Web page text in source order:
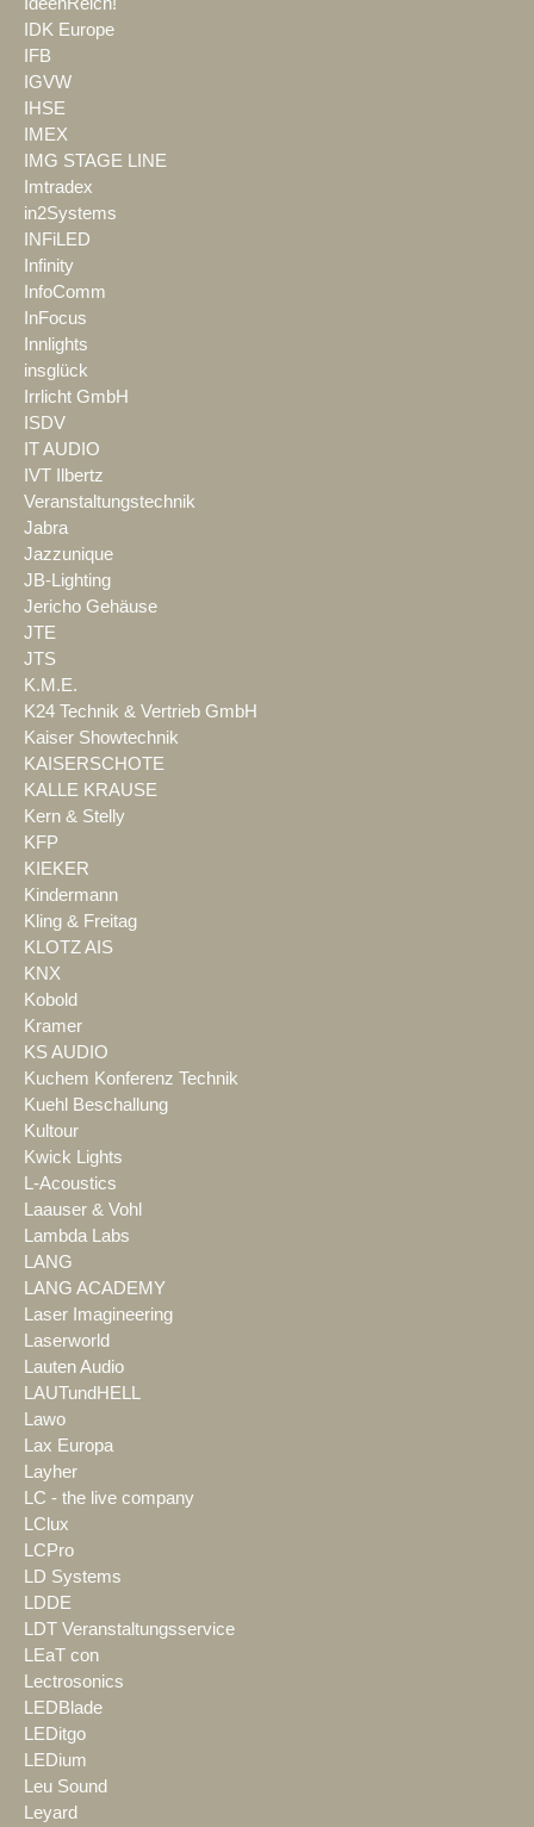
IDK Europe
IFB
IGVW
IHSE
IMEX
IMG STAGE LINE
Imtradex
in2Systems
INFiLED
Infinity
InfoComm
InFocus
Innlights
insglück
Irrlicht GmbH
ISDV
IT AUDIO
IVT Ilbertz
Veranstaltungstechnik
Jabra
Jazzunique
JB-Lighting
Jericho Gehäuse
JTE
JTS
K.M.E.
K24 Technik & Vertrieb GmbH
Kaiser Showtechnik
KAISERSCHOTE
KALLE KRAUSE
Kern & Stelly
KFP
KIEKER
Kindermann
Kling & Freitag
KLOTZ AIS
KNX
Kobold
Kramer
KS AUDIO
Kuchem Konferenz Technik
Kuehl Beschallung
Kultour
Kwick Lights
L-Acoustics
Laauser & Vohl
Lambda Labs
LANG
LANG ACADEMY
Laser Imagineering
Laserworld
Lauten Audio
LAUTundHELL
Lawo
Lax Europa
Layher
LC - the live company
LClux
LCPro
LD Systems
LDDE
LDT Veranstaltungsservice
LEaT con
Lectrosonics
LEDBlade
LEDitgo
LEDium
Leu Sound
Leyard